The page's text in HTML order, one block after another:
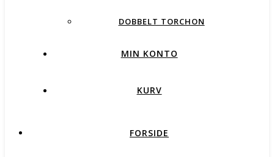
DOBBELT TORCHON
MIN KONTO
KURV
FORSIDE